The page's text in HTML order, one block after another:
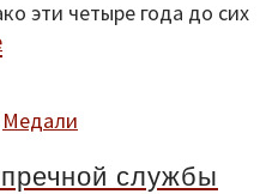
эти четыре года до сих
Медали
службы